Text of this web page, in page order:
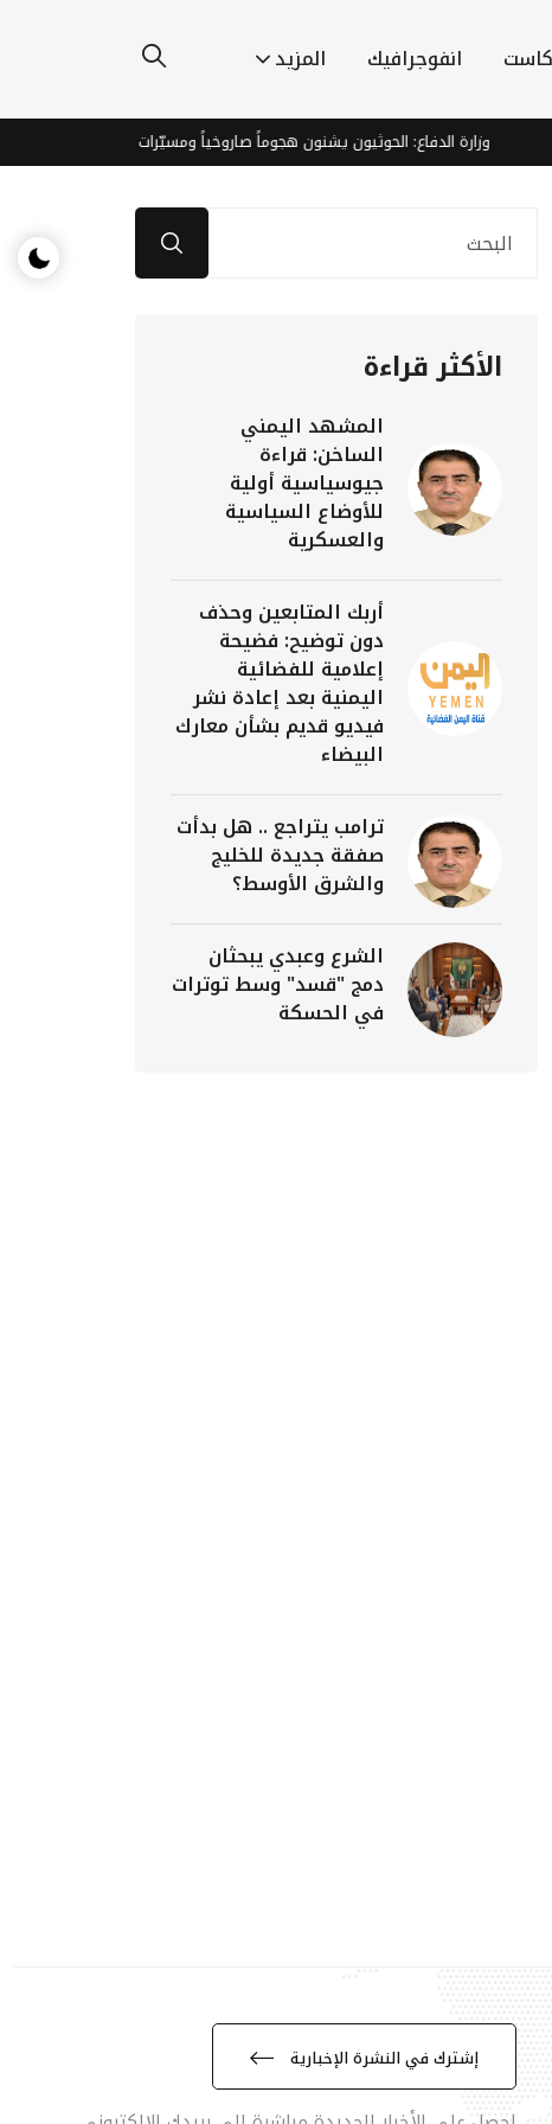
انفوجرافيك المزيد
وزارة الدفاع: الحوثيون يشنون هجوماً صاروخياً ومسيّرات على معسكرات بمأرب
الأكثر قراءة
المشهد اليمني
الساخن: قراءة
جيوسياسية أولية
للأوضاع السياسية
والعسكرية
أربك المتابعين وحذف
دون توضيح: فضيحة
إعلامية للفضائية
اليمنية بعد إعادة نشر
فيديو قديم بشأن معارك
البيضاء
ترامب يتراجع .. هل بدأت
صفقة جديدة للخليج
والشرق الأوسط؟
الشرع وعبدي يبحثان
دمج "قسد" وسط توترات
في الحسكة
إشترك في النشرة الإخبارية